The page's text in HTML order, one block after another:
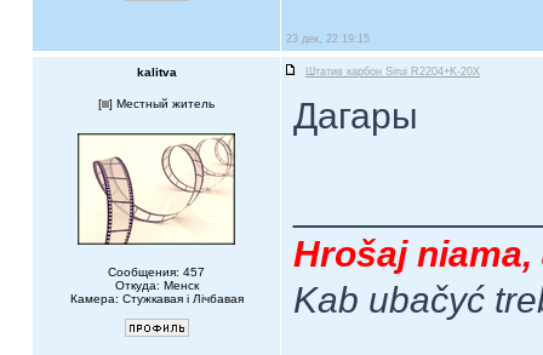
23 дек, 22 19:15
kalitva Штатив карбон Sirui R2204+K-20X
[ ] Местный житель
Сообщения: 457
Откуда: Менск
Камера: Стужкавая i Лічбавая
Дагары
Hrošaj
Kab ubačyć